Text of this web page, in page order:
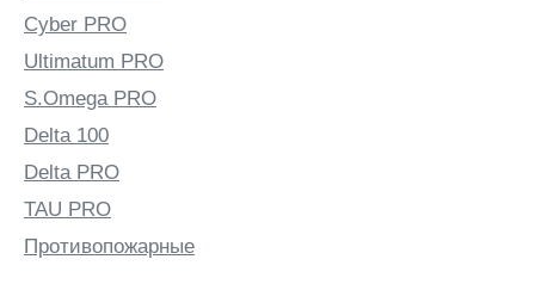
Великий
Новгород
Устюг
Вельск
Верхняя
Салда
Видное
Cyber PRO
Ultimatum PRO
S.Omega PRO
Delta 100
Delta PRO
TAU PRO
Противопожарные